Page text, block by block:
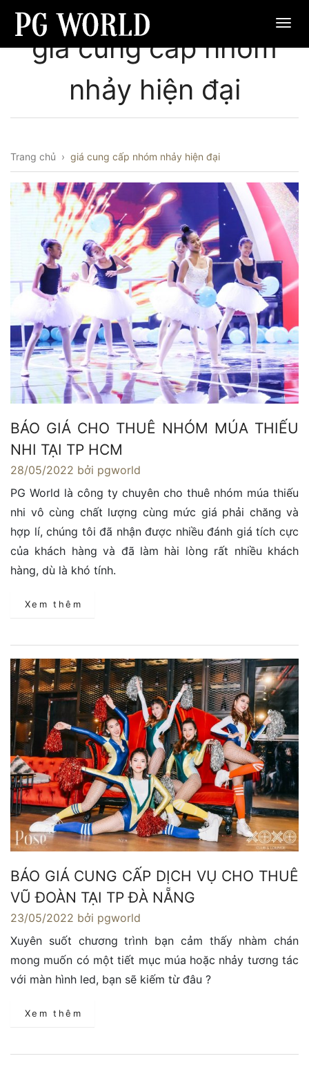
giá cung cấp nhóm
nhảy hiện đại
Trang chủ › giá cung cấp nhóm nhảy hiện đại
BÁO GIÁ CHO THUÊ NHÓM MÚA THIẾU
NHI TẠI TP HCM
28/05/2022 bởi pgworld
PG World là công ty chuyên cho thuê nhóm múa thiếu
nhi vô cùng chất lượng cùng mức giá phải chăng và
hợp lí, chúng tôi đã nhận được nhiều đánh giá tích cực
của khách hàng và đã làm hài lòng rất nhiều khách
hàng, dù là khó tính.
Xem thêm
BÁO GIÁ CUNG CẤP DỊCH VỤ CHO THUÊ
VŨ ĐOÀN TẠI TP ĐÀ NẴNG
23/05/2022 bởi pgworld
Xuyên suốt chương trình bạn cảm thấy nhàm chán
mong muốn có một tiết mục múa hoặc nhảy tương tác
với màn hình led, bạn sẽ kiếm từ đâu ?
Xem thêm